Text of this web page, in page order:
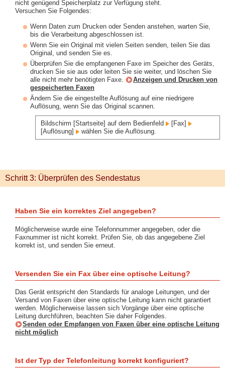
nicht genügend Speicherplatz zur Verfügung steht.
Versuchen Sie Folgendes:
Wenn Daten zum Drucken oder Senden anstehen, warten Sie,
bis die Verarbeitung abgeschlossen ist.
Wenn Sie ein Original mit vielen Seiten senden, teilen Sie das
Original, und senden Sie es.
Überprüfen Sie die empfangenen Faxe im Speicher des Geräts,
drucken Sie sie aus oder leiten Sie sie weiter, und löschen Sie
alle nicht mehr benötigten Faxe.
Anzeigen und Drucken von
gespeicherten Faxen
Ändern Sie die eingestellte Auflösung auf eine niedrigere
Auflösung, wenn Sie das Original scannen.
Bildschirm [Startseite] auf dem Bedienfeld
[Fax]
[Auflösung]
wählen Sie die Auflösung.
Schritt 3: Überprüfen des Sendestatus
Haben Sie ein korrektes Ziel angegeben?
Möglicherweise wurde eine Telefonnummer angegeben, oder die
Faxnummer ist nicht korrekt. Prüfen Sie, ob das angegebene Ziel
korrekt ist, und senden Sie erneut.
Versenden Sie ein Fax über eine optische Leitung?
Das Gerät entspricht den Standards für analoge Leitungen, und der
Versand von Faxen über eine optische Leitung kann nicht garantiert
werden. Möglicherweise lassen sich Vorgänge über eine optische
Leitung durchführen, beachten Sie daher Folgendes.
Senden oder Empfangen von Faxen über eine optische Leitung
nicht möglich
Ist der Typ der Telefonleitung korrekt konfiguriert?